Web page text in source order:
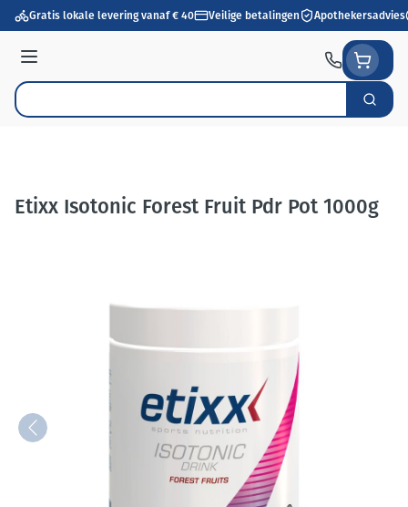
Ga naar de inhoud
Gratis lokale levering vanaf € 40 Veilige betalingen Apothekersadvies
Menu
Product, merk, categorie... Zoek
Etixx Isotonic Forest Fruit Pdr Pot 1000g